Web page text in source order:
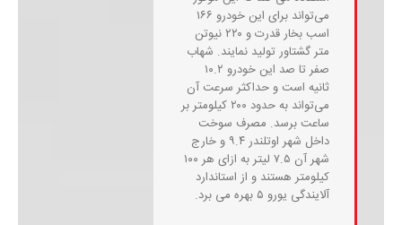
می‌تواند برای این خودرو ۱۶۶
اسب بخار قدرت و ۲۲۰ نیوتن
متر گشتاور تولید نمایند. شهاب
صفر تا صد این خودرو ۱۰.۲
ثانیه است و حداکثر سرعت آن
می‌تواند به حدود ۲۰۰ کیلومتر بر
ساعت برسد. مصرف سوخت
داخل شهر اوتلندر ۹.۴ و خارج
شهر آن ۷.۵ لیتر به ازای هر ۱۰۰
کیلومتر هستند و از استاندارد
آلایندگی یورو ۵ بهره می برد.